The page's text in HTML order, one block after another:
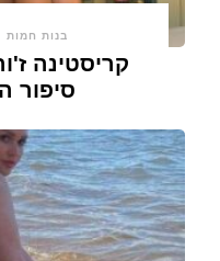
בנות חמות
קריסטינה
סיפור